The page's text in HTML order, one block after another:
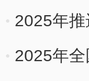
2025年
2025年